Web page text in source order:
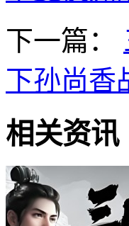
下一篇：
下孙尚香
相关资讯